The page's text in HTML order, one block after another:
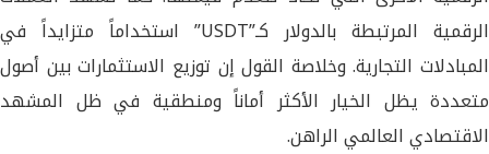
الرقمية المرتبطة بالدولار كـ”USDT” استخداماً متزايداً في
المبادلات التجارية. وخلاصة القول إن توزيع الاستثمارات بين أصول
متعددة يظل الخيار الأكثر أماناً ومنطقية في ظل المشهد
الاقتصادي العالمي الراهن.